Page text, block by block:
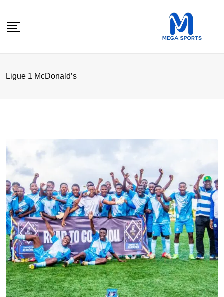
Ligue 1 McDonald’s